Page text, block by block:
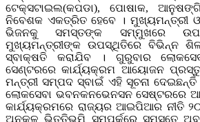
ଟେକ୍ସଟାଇଲ(କପଡା), ପୋଷାକ,
ନିବେଶକ ଏକତ୍ରିତ ହେବେ । ମୁଖ୍ୟମନ୍ତ୍ରୀ
ଭିଜନକୁ ସମସ୍ତଙ୍କ ସମ୍ମୁଖରେ
ମୁଖ୍ୟମନ୍ତ୍ରୀଙ୍କ ଉପସ୍ଥିତିରେ ବିଭିନ୍ନ
ସ୍ବାକ୍ଷତି କରାଯିବ । ଗୁରୁବାର
ସେଣ୍ଟରରେ କାର୍ଯ୍ୟକ୍ରମ ଆୟୋଜନ
ମନ୍ତ୍ରୀ ସମ୍ପଦ ସ୍ବାଇଁ ଏହି ସୂଚନା ଦେଇଛନ୍ତି
ଲୋକସେବା ଭବନକନଭେନସନ ସେଷ୍ଟରରେ
କାର୍ଯ୍ୟକ୍ରମରେ ରାଜ୍ୟର ଆଇପିଆର ନୀତି
ଅନୁକୂଳ ଭିତ୍ତିଭୂମି ସମ୍ପର୍କରେ ସମସ୍ତେ